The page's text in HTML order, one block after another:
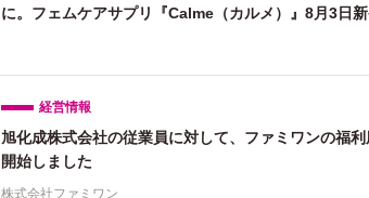
に。フェムケアサプリ『Calme（カルメ）』8月3日新
経営情報
旭化成株式会社の従業員に対して、ファミワンの福
開始しました
株式会社ファミワン